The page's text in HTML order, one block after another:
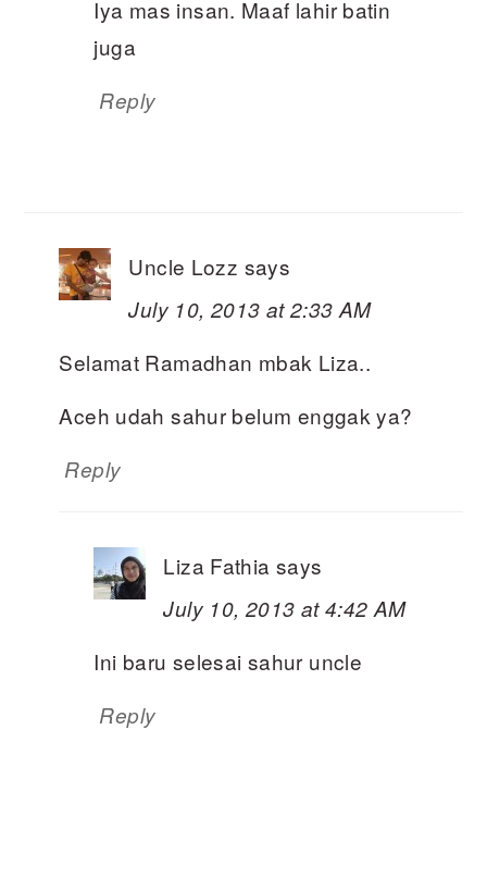
Iya mas insan. Maaf lahir batin
juga
Reply
Uncle Lozz says
July 10, 2013 at 2:33 AM
Selamat Ramadhan mbak Liza..
Aceh udah sahur belum enggak ya?
Reply
Liza Fathia says
July 10, 2013 at 4:42 AM
Ini baru selesai sahur uncle
Reply